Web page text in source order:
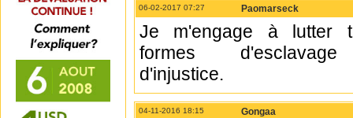
06-02-2017 07:27 Paomarseck
Je m'engage à lutter
formes
d'injustice.
04-11-2016 18:15 Gongaa